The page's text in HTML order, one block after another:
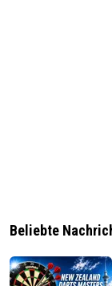
Beliebte